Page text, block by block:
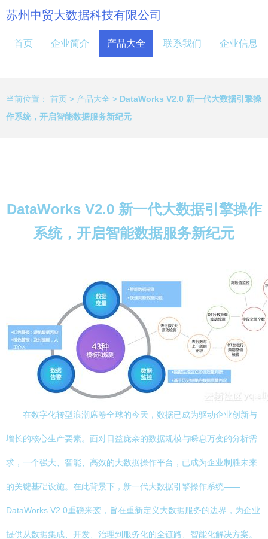
苏州中贸大数据科技有限公司
首页 企业简介 产品大全 联系我们 企业信息
当前位置： 首页 > 产品大全 > DataWorks V2.0 新一代大数据引擎操
作系统，开启智能数据服务新纪元
DataWorks V2.0 新一代大数据引擎操作
系统，开启智能数据服务新纪元
在数字化转型浪潮席卷全球的今天，数据已成为驱动企业创新与
增长的核心生产要素。面对日益庞杂的数据规模与瞬息万变的分析需
求，一个强大、智能、高效的大数据操作平台，已成为企业制胜未来
的关键基础设施。在此背景下，新一代大数据引擎操作系统——
DataWorks V2.0重磅来袭，旨在重新定义大数据服务的边界，为企业
提供从数据集成、开发、治理到服务化的全链路、智能化解决方案。